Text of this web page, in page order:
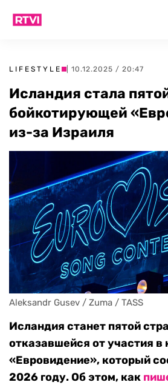
LIFESTYLE | 10.12.2025 / 20:47
Исландия стала
бойкотирующей
из-за Израиля
Aleksandr Gusev / Zuma / TASS
Исландия станет пятой
отказавшейся от участия в
«Евровидение», который
2026 году. Об этом, как